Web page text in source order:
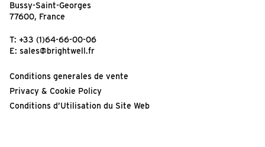
Bussy-Saint-Georges
77600, France
T: +33 (1)64-66-00-06
E: sales@brightwell.fr
Conditions generales de vente
Privacy & Cookie Policy
Conditions d’Utilisation du Site Web